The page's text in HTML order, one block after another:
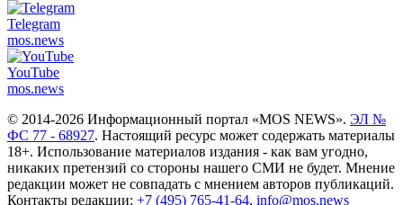
Telegram
mos.news
YouTube
mos.news
© 2014-2026 Информационный портал «MOS NEWS». ЭЛ №
ФС 77 - 68927. Настоящий ресурс может содержать материалы
18+. Использование материалов издания - как вам угодно,
никаких претензий со стороны нашего СМИ не будет. Мнение
редакции может не совпадать с мнением авторов публикаций.
Контакты редакции: +7 (495) 765-41-64, info@mos.news